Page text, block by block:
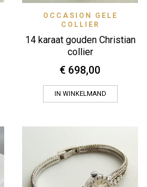
OCCASION GELE
COLLIER
14 karaat gouden Christian
collier
€ 698,00
IN WINKELMAND